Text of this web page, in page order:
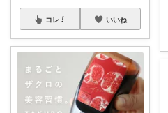
コレ いいね